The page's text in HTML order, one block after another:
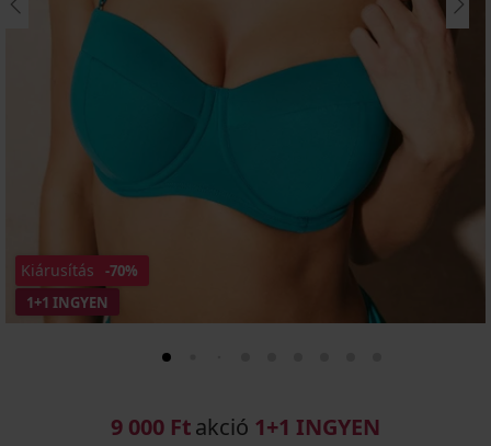
1+1 INGYEN
Kiárusítás -70%
9 000 Ftakció 1+1 INGYEN